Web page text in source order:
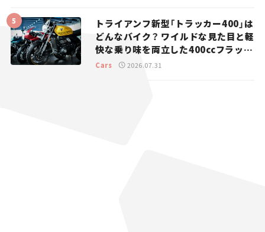
トライアンフ新型「トラッカー400」は
どんなバイク？ ワイルドな見た目と軽
快な乗り味を両立した400ccフラット
トラッカー【試乗レビュー】
Cars 2026.07.31